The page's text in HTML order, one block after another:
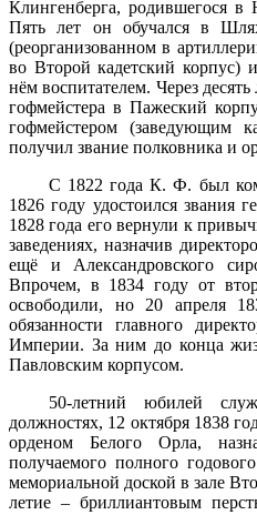
Клингенберга, родившегося в
Пять лет он обучался в
(реорганизованном в
во Второй кадетский корпус)
нём воспитателем. Через
гофмейстера в Пажеский
гофмейстером (заведующим
получил звание полковника и
С 1822 года К. Ф. был
1826 году удостоился звания
1828 года его вернули к
заведениях, назначив
ещё и Александровского
Впрочем, в 1834 году от
освободили, но 20 апреля
обязанности главного
Империи. За ним до конца
Павловским корпусом.
50-летний юбилей
должностях, 12 октября 1838
орденом Белого Орла,
получаемого полного
мемориальной доской в зале
летие – бриллиантовым